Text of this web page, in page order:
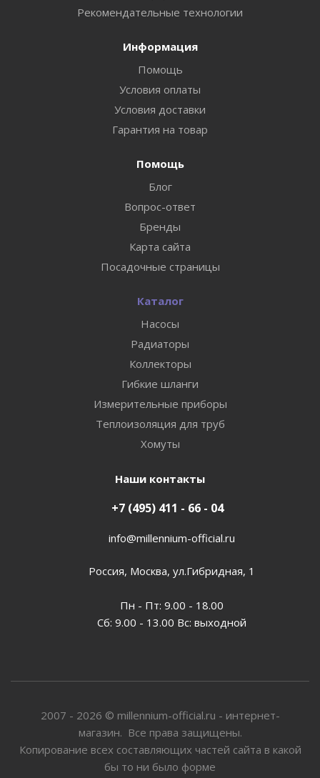
Рекомендательные технологии
Информация
Помощь
Условия оплаты
Условия доставки
Гарантия на товар
Помощь
Блог
Вопрос-ответ
Бренды
Карта сайта
Посадочные страницы
Каталог
Насосы
Радиаторы
Коллекторы
Гибкие шланги
Измерительные приборы
Теплоизоляция для труб
Хомуты
Наши контакты
+7 (495) 411 - 66 - 04
info@millennium-official.ru
Россия, Москва, ул.Гибридная, 1
Пн - Пт: 9.00 - 18.00
Сб: 9.00 - 13.00 Вс: выходной
2007 - 2026 © millennium-official.ru - интернет-
магазин. Все права защищены.
Копирование всех составляющих частей сайта в какой
бы то ни было форме